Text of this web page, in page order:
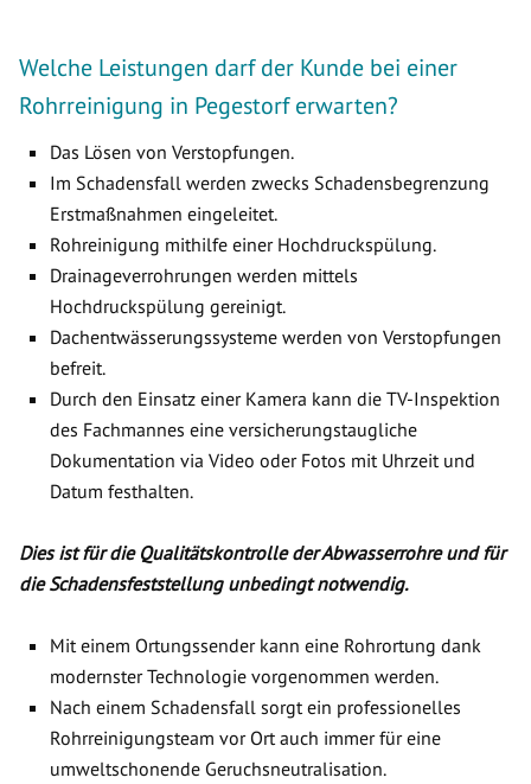
Welche Leistungen darf der Kunde bei einer
Rohrreinigung in Pegestorf erwarten?
Das Lösen von Verstopfungen.
Im Schadensfall werden zwecks Schadensbegrenzung
Erstmaßnahmen eingeleitet.
Rohreinigung mithilfe einer Hochdruckspülung.
Drainageverrohrungen werden mittels
Hochdruckspülung gereinigt.
Dachentwässerungssysteme werden von Verstopfungen
befreit.
Durch den Einsatz einer Kamera kann die TV-Inspektion
des Fachmannes eine versicherungstaugliche
Dokumentation via Video oder Fotos mit Uhrzeit und
Datum festhalten.
Dies ist für die Qualitätskontrolle der Abwasserrohre und für
die Schadensfeststellung unbedingt notwendig.
Mit einem Ortungssender kann eine Rohrortung dank
modernster Technologie vorgenommen werden.
Nach einem Schadensfall sorgt ein professionelles
Rohrreinigungsteam vor Ort auch immer für eine
umweltschonende Geruchsneutralisation.